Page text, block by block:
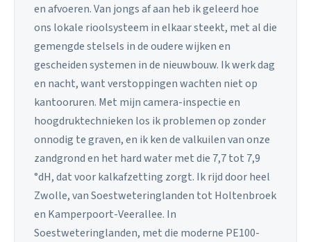
en afvoeren. Van jongs af aan heb ik geleerd hoe
ons lokale rioolsysteem in elkaar steekt, met al die
gemengde stelsels in de oudere wijken en
gescheiden systemen in de nieuwbouw. Ik werk dag
en nacht, want verstoppingen wachten niet op
kantooruren. Met mijn camera-inspectie en
hoogdruktechnieken los ik problemen op zonder
onnodig te graven, en ik ken de valkuilen van onze
zandgrond en het hard water met die 7,7 tot 7,9
°dH, dat voor kalkafzetting zorgt. Ik rijd door heel
Zwolle, van Soestweteringlanden tot Holtenbroek
en Kamperpoort-Veerallee. In
Soestweteringlanden, met die moderne PE100-